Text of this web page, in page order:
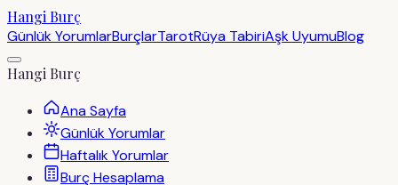
Hangi Burç
Günlük YorumlarBurçlarTarotRüya TabiriAşk UyumuBlog
Hangi Burç
Ana Sayfa
Günlük Yorumlar
Haftalık Yorumlar
Burç Hesaplama